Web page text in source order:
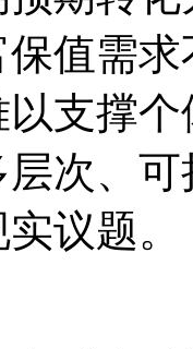
值需
支撑
次、
议题。